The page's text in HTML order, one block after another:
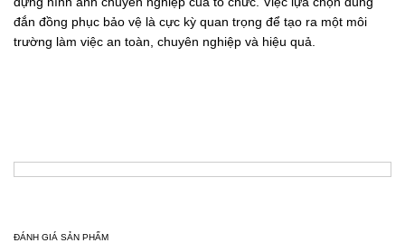
đắn đồng phục bảo vệ là cực kỳ quan trọng để tạo ra một môi
trường làm việc an toàn, chuyên nghiệp và hiệu quả.
ĐÁNH GIÁ SẢN PHẨM